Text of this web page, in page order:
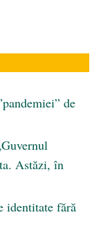
de
Astăzi, în
identitate fără